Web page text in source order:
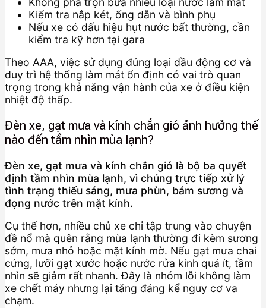
Kiểm tra nắp két, ống dẫn và bình phụ
Nếu xe có dấu hiệu hụt nước bất thường, cần
kiểm tra kỹ hơn tại gara
Theo AAA, việc sử dụng đúng loại dầu động cơ và
duy trì hệ thống làm mát ổn định có vai trò quan
trọng trong khả năng vận hành của xe ở điều kiện
nhiệt độ thấp.
Đèn xe, gạt mưa và kính chắn gió ảnh hưởng thế
nào đến tầm nhìn mùa lạnh?
Đèn xe, gạt mưa và kính chắn gió là bộ ba quyết
định tầm nhìn mùa lạnh, vì chúng trực tiếp xử lý
tình trạng thiếu sáng, mưa phùn, bám sương và
đọng nước trên mặt kính.
Cụ thể hơn, nhiều chủ xe chỉ tập trung vào chuyện
đề nổ mà quên rằng mùa lạnh thường đi kèm sương
sớm, mưa nhỏ hoặc mặt kính mờ. Nếu gạt mưa chai
cứng, lưỡi gạt xước hoặc nước rửa kính quá ít, tầm
nhìn sẽ giảm rất nhanh. Đây là nhóm lỗi không làm
xe chết máy nhưng lại tăng đáng kể nguy cơ va
chạm.